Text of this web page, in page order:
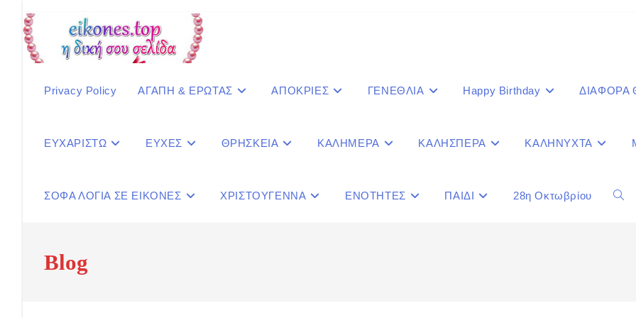
content
Privacy Policy ΑΓΑΠΗ & ΕΡΩΤΑΣ ΑΠΟΚΡΙΕΣ ΓΕΝΕΘΛΙΑ Happy Birthday ΔΙΑΦΟΡΑ
ΕΥΧΑΡΙΣΤΩ ΕΥΧΕΣ ΘΡΗΣΚΕΙΑ ΚΑΛΗΜΕΡΑ ΚΑΛΗΣΠΕΡΑ ΚΑΛΗΝΥΧΤΑ
ΣΟΦΑ ΛΟΓΙΑ ΣΕ ΕΙΚΟΝΕΣ ΧΡΙΣΤΟΥΓΕΝΝΑ ΕΝΟΤΗΤΕΣ ΠΑΙΔΙ 28η Οκτωβρίου
Blog